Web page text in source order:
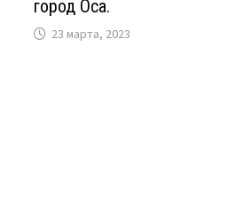
город Оса.
23 марта, 2023